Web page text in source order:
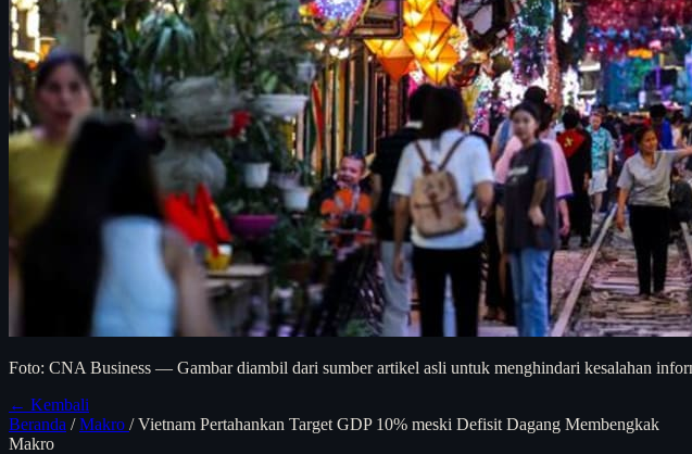
Foto: CNA Business — Gambar diambil dari sumber artikel asli untuk menghindari kesalahan
← Kembali
Beranda / Makro / Vietnam Pertahankan Target GDP 10% meski Defisit Dagang Membengkak
Makro